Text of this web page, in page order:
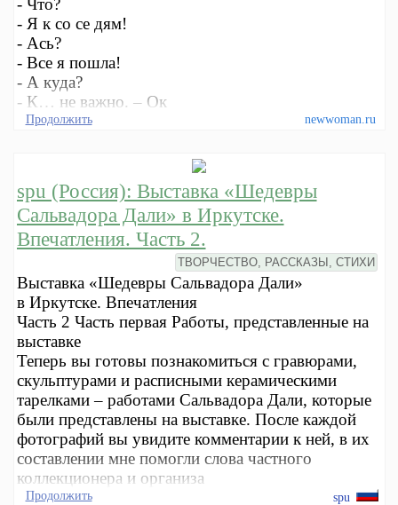
- Я к со се дям!
- Ась?
- Все я пошла!
- А куда?
- К… не важно. – Ок
Продолжить newwoman.ru
spu (Россия): Выставка «Шедевры
Сальвадора Дали» в Иркутске.
Впечатления. Часть 2.
ТВОРЧЕСТВО, РАССКАЗЫ, СТИХИ
Выставка «Шедевры Сальвадора Дали»
в Иркутске. Впечатления
Часть 2 Часть первая Работы, представленные на
выставке
Теперь вы готовы познакомиться с гравюрами,
скульптурами и расписными керамическими
тарелками – работами Сальвадора Дали, которые
были представлены на выставке. После каждой
фотографий вы увидите комментарии к ней, в их
составлении мне помогли слова частного
коллекционера и организа
Продолжить spu